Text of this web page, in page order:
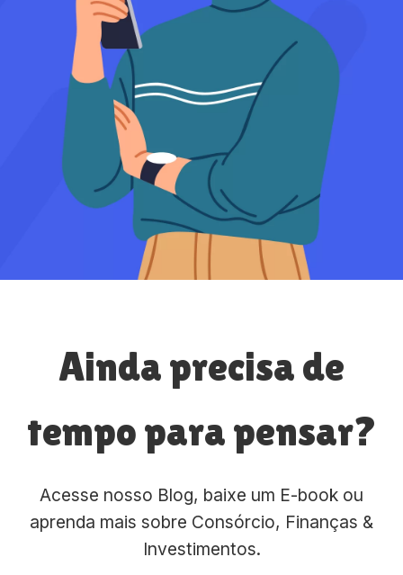
Ainda precisa de
tempo para pensar?
Acesse nosso Blog, baixe um E-book ou
aprenda mais sobre Consórcio, Finanças &
Investimentos.